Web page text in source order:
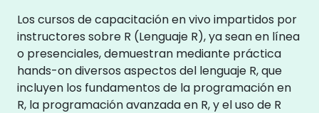
Los cursos de capacitación en vivo impartidos por
instructores sobre R (Lenguaje R), ya sean en línea
o presenciales, demuestran mediante práctica
hands-on diversos aspectos del lenguaje R, que
incluyen los fundamentos de la programación en
R, la programación avanzada en R, y el uso de R